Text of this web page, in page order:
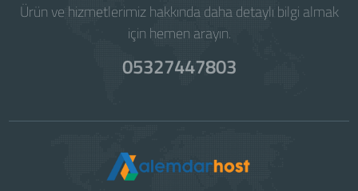
Ürün ve hizmetlerimiz hakkında daha detaylı bilgi almak
için hemen arayın.
05327447803